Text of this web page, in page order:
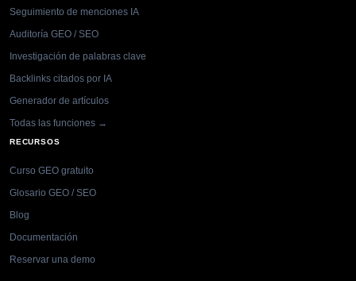
Seguimiento de menciones IA
Auditoría GEO / SEO
Investigación de palabras clave
Backlinks citados por IA
Generador de artículos
Todas las funciones →
RECURSOS
Curso GEO gratuito
Glosario GEO / SEO
Blog
Documentación
Reservar una demo